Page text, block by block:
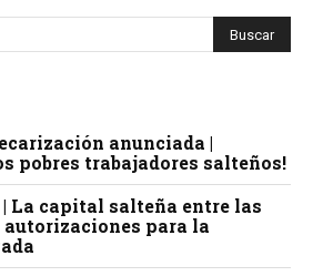
anunciada |
pobres trabajadores salteños!
| La capital salteña entre las
autorizaciones para la